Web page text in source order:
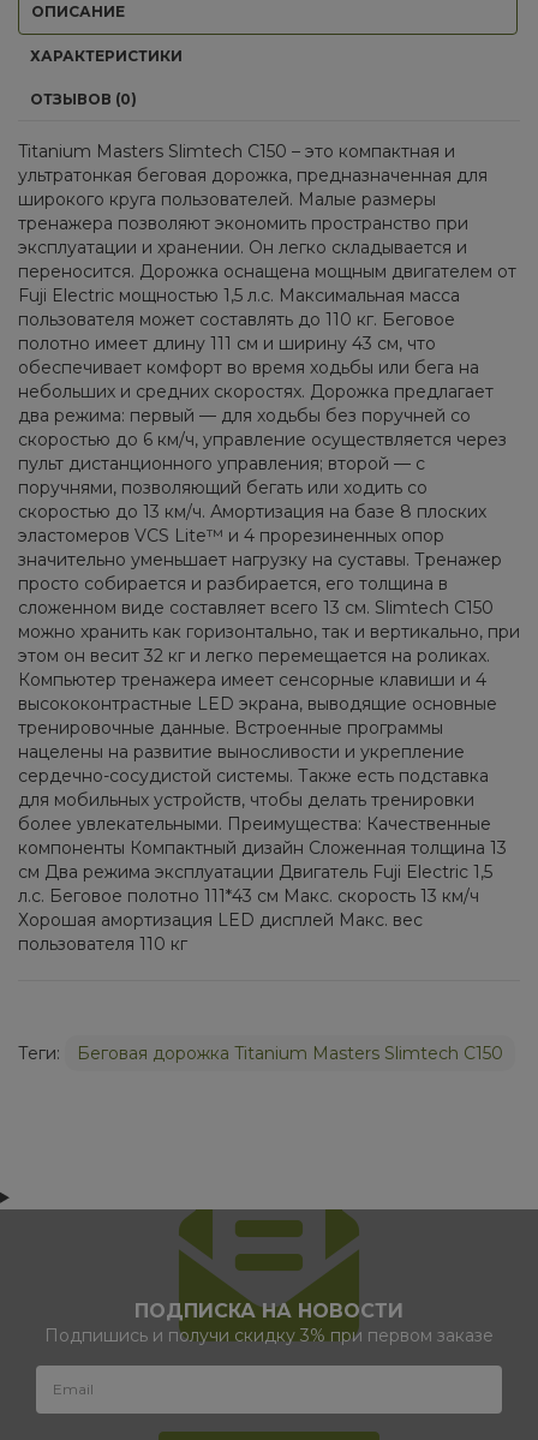
ОПИСАНИЕ
ХАРАКТЕРИСТИКИ
ОТЗЫВОВ (0)
Titanium Masters Slimtech C150 – это компактная и
ультратонкая беговая дорожка, предназначенная для
широкого круга пользователей. Малые размеры
тренажера позволяют экономить пространство при
эксплуатации и хранении. Он легко складывается и
переносится. Дорожка оснащена мощным двигателем от
Fuji Electric мощностью 1,5 л.с. Максимальная масса
пользователя может составлять до 110 кг. Беговое
полотно имеет длину 111 см и ширину 43 см, что
обеспечивает комфорт во время ходьбы или бега на
небольших и средних скоростях. Дорожка предлагает
два режима: первый — для ходьбы без поручней со
скоростью до 6 км/ч, управление осуществляется через
пульт дистанционного управления; второй — с
поручнями, позволяющий бегать или ходить со
скоростью до 13 км/ч. Амортизация на базе 8 плоских
эластомеров VCS Lite™ и 4 прорезиненных опор
значительно уменьшает нагрузку на суставы. Тренажер
просто собирается и разбирается, его толщина в
сложенном виде составляет всего 13 см. Slimtech C150
можно хранить как горизонтально, так и вертикально, при
этом он весит 32 кг и легко перемещается на роликах.
Компьютер тренажера имеет сенсорные клавиши и 4
высококонтрастные LED экрана, выводящие основные
тренировочные данные. Встроенные программы
нацелены на развитие выносливости и укрепление
сердечно-сосудистой системы. Также есть подставка
для мобильных устройств, чтобы делать тренировки
более увлекательными. Преимущества: Качественные
компоненты Компактный дизайн Сложенная толщина 13
см Два режима эксплуатации Двигатель Fuji Electric 1,5
л.с. Беговое полотно 111*43 см Макс. скорость 13 км/ч
Хорошая амортизация LED дисплей Макс. вес
пользователя 110 кг
Теги: Беговая дорожка Titanium Masters Slimtech C150
ПОДПИСКА НА НОВОСТИ
Подпишись и получи скидку 3% при первом заказе